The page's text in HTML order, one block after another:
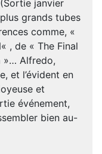
(Sortie janvier
grands tubes
comme, «
, de « The Final
»… Alfredo,
et l’évident en
et
événement,
bien au-